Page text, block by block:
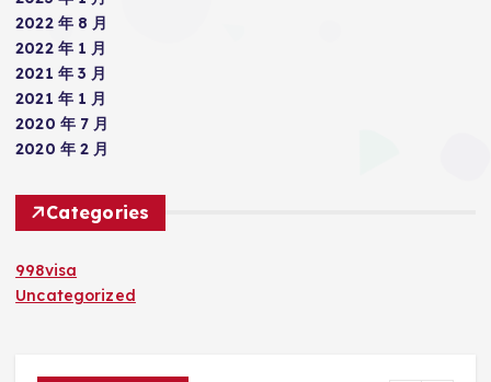
2022 年 8 月
2022 年 1 月
2021 年 3 月
2021 年 1 月
2020 年 7 月
2020 年 2 月
Categories
998visa
Uncategorized